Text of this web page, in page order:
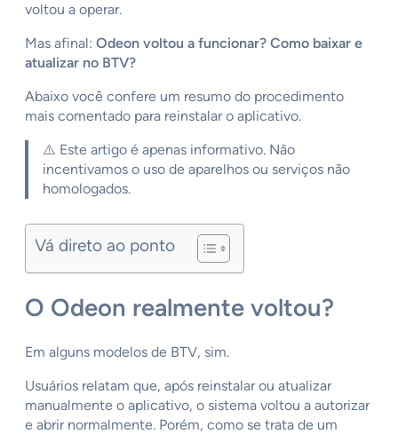
voltou a operar.
Mas afinal: Odeon voltou a funcionar? Como baixar e
atualizar no BTV?
Abaixo você confere um resumo do procedimento
mais comentado para reinstalar o aplicativo.
⚠️ Este artigo é apenas informativo. Não
incentivamos o uso de aparelhos ou serviços não
homologados.
Vá direto ao ponto
O Odeon realmente voltou?
Em alguns modelos de BTV, sim.
Usuários relatam que, após reinstalar ou atualizar
manualmente o aplicativo, o sistema voltou a autorizar
e abrir normalmente. Porém, como se trata de um